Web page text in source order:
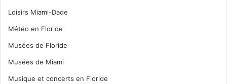
Loisirs Miami-Dade
Météo en Floride
Musées de Floride
Musées de Miami
Musique et concerts en Floride